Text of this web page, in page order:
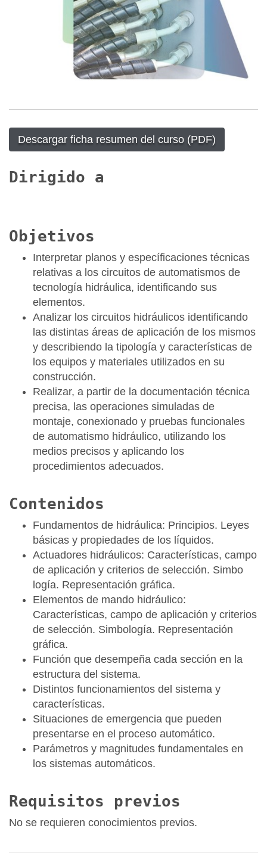
Descargar ficha resumen del curso (PDF)
Dirigido a
Objetivos
Interpretar planos y específicaciones técnicas
relativas a los circuitos de automatismos de
tecnología hidráulica, identificando sus
elementos.
Analizar los circuitos hidráulicos identificando
las distintas áreas de aplicación de los mismos
y describiendo la tipología y características de
los equipos y materiales utilizados en su
construcción.
Realizar, a partir de la documentación técnica
precisa, las operaciones simuladas de
montaje, conexionado y pruebas funcionales
de automatismo hidráulico, utilizando los
medios precisos y aplicando los
procedimientos adecuados.
Contenidos
Fundamentos de hidráulica: Principios. Leyes
básicas y propiedades de los líquidos.
Actuadores hidráulicos: Características, campo
de aplicación y criterios de selección. Simbo
logía. Representación gráfica.
Elementos de mando hidráulico:
Características, campo de aplicación y criterios
de selección. Simbología. Representación
gráfica.
Función que desempeña cada sección en la
estructura del sistema.
Distintos funcionamientos del sistema y
características.
Situaciones de emergencia que pueden
presentarse en el proceso automático.
Parámetros y magnitudes fundamentales en
los sistemas automáticos.
Requisitos previos
No se requieren conocimientos previos.